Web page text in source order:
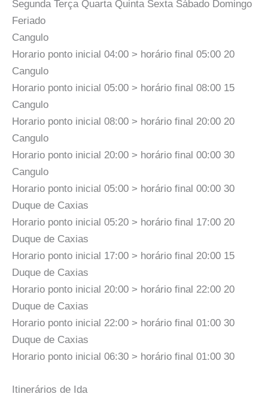
Segunda Terça Quarta Quinta Sexta Sábado Domingo
Feriado
Cangulo
Horario ponto inicial 04:00 > horário final 05:00 20
Cangulo
Horario ponto inicial 05:00 > horário final 08:00 15
Cangulo
Horario ponto inicial 08:00 > horário final 20:00 20
Cangulo
Horario ponto inicial 20:00 > horário final 00:00 30
Cangulo
Horario ponto inicial 05:00 > horário final 00:00 30
Duque de Caxias
Horario ponto inicial 05:20 > horário final 17:00 20
Duque de Caxias
Horario ponto inicial 17:00 > horário final 20:00 15
Duque de Caxias
Horario ponto inicial 20:00 > horário final 22:00 20
Duque de Caxias
Horario ponto inicial 22:00 > horário final 01:00 30
Duque de Caxias
Horario ponto inicial 06:30 > horário final 01:00 30
Itinerários de Ida